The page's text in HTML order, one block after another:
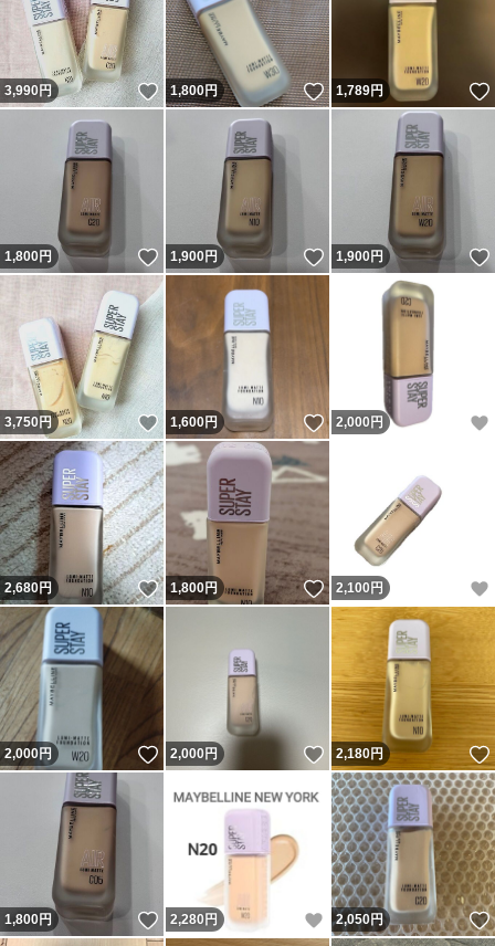
3,990円 いいね！
1,800円 いいね！
1,789円
1,800円 いいね！
1,900円 いいね！
1,900円
3,750円 いいね！
1,600円 いいね！
2,000 円
2,680円 いいね！
1,800円 いいね！
2,100 円
2,000円 いいね！
2,000円 いいね！
2,180円
1,800円 いいね！
2,280 円 いいね！
2,050円